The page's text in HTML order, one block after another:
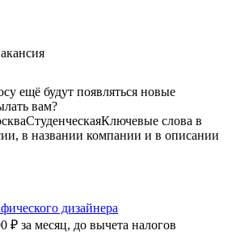
ещё будут появляться новые
вам?
СтуденческаяКлючевые слова в
в названии компании и в описании
дизайнера
₽ за месяц, до вычета налогов